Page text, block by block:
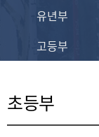
유년부
고등부
초등부